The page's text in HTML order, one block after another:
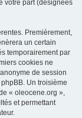
votre part (désignées
Premièrement,
un certain
temporairement par
cookies ne
de session
Un troisième
« oleocene.org »,
et permettant